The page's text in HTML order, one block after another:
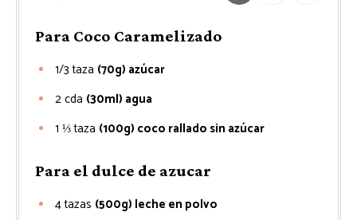
Para Coco Caramelizado
1/3taza (70g) azúcar
2cda (30ml) agua
1 ⅓taza (100g) coco rallado sin azúcar
Para el dulce de azucar
4tazas (500g) leche en polvo